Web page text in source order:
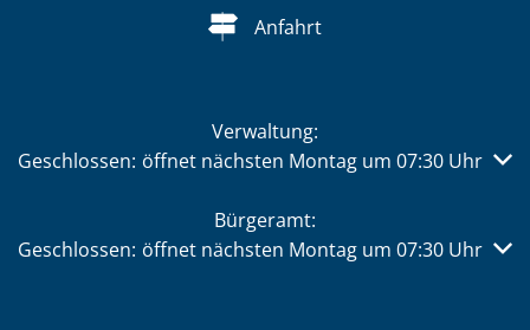
Anfahrt
Verwaltung:
Klicken, um weitere Öffnungs- oder Schließzeiten
Geschlossen: öffnet nächsten Montag um 07:30 Uhr
Bürgeramt:
Klicken, um weitere Öffnungs- oder Schließzeiten
Geschlossen: öffnet nächsten Montag um 07:30 Uhr